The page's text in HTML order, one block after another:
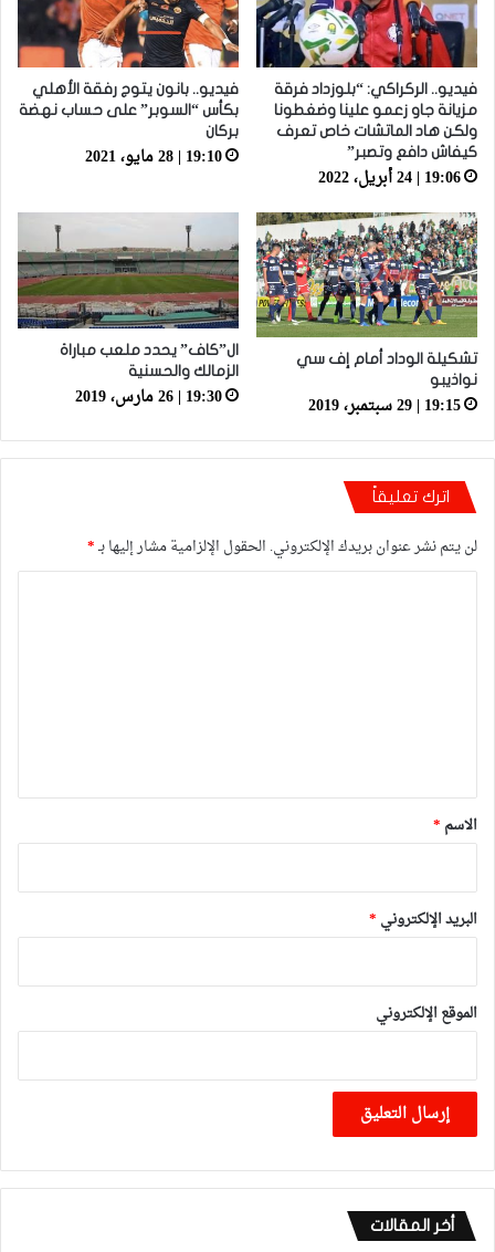
فيديو.. الركراكي: “بلوزداد فرقة
مزيانة جاو زعمو علينا وضغطونا
ولكن هاد الماتشات خاص تعرف
كيفاش دافع وتصبر”
19:06 | 24 أبريل، 2022
فيديو.. بانون يتوج رفقة الأهلي
بكأس “السوبر” على حساب نهضة
بركان
19:10 | 28 مايو، 2021
تشكيلة الوداد أمام إف سي
نواذيبو
19:15 | 29 سبتمبر، 2019
ال”كاف” يحدد ملعب مباراة
الزمالك والحسنية
19:30 | 26 مارس، 2019
اترك تعليقاً
لن يتم نشر عنوان بريدك الإلكتروني. الحقول الإلزامية مشار إليها بـ*
*
الاسم *
البريد الإلكتروني *
الموقع الإلكتروني
أخر المقالات